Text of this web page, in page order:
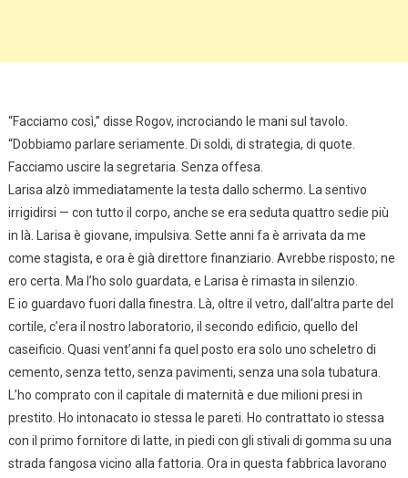
“Facciamo così,” disse Rogov, incrociando le mani sul tavolo.
“Dobbiamo parlare seriamente. Di soldi, di strategia, di quote.
Facciamo uscire la segretaria. Senza offesa.
Larisa alzò immediatamente la testa dallo schermo. La sentivo
irrigidirsi — con tutto il corpo, anche se era seduta quattro sedie più
in là. Larisa è giovane, impulsiva. Sette anni fa è arrivata da me
come stagista, e ora è già direttore finanziario. Avrebbe risposto; ne
ero certa. Ma l’ho solo guardata, e Larisa è rimasta in silenzio.
E io guardavo fuori dalla finestra. Là, oltre il vetro, dall’altra parte del
cortile, c’era il nostro laboratorio, il secondo edificio, quello del
caseificio. Quasi vent’anni fa quel posto era solo uno scheletro di
cemento, senza tetto, senza pavimenti, senza una sola tubatura.
L’ho comprato con il capitale di maternità e due milioni presi in
prestito. Ho intonacato io stessa le pareti. Ho contrattato io stessa
con il primo fornitore di latte, in piedi con gli stivali di gomma su una
strada fangosa vicino alla fattoria. Ora in questa fabbrica lavorano